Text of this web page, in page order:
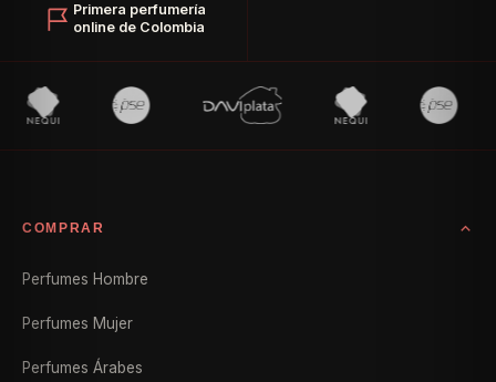
Primera perfumería
online de Colombia
COMPRAR
Perfumes Hombre
Perfumes Mujer
Perfumes Árabes